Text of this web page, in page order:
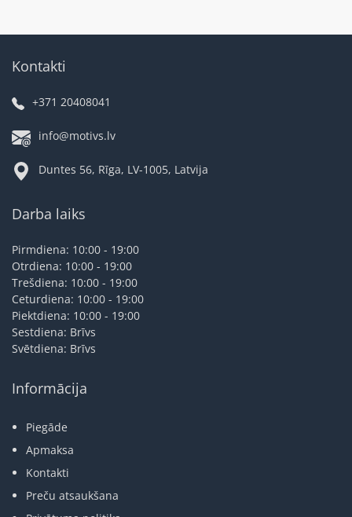
Kontakti
+371 20408041
info@motivs.lv
Duntes 56, Rīga, LV-1005, Latvija
Darba laiks
Pirmdiena: 10:00 - 19:00
Otrdiena: 10:00 - 19:00
Trešdiena: 10:00 - 19:00
Ceturdiena: 10:00 - 19:00
Piektdiena: 10:00 - 19:00
Sestdiena: Brīvs
Svētdiena: Brīvs
Informācija
Piegāde
Apmaksa
Kontakti
Preču atsaukšana